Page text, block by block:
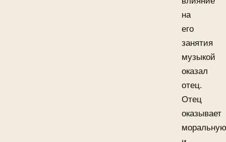
на
его
занятия
музыкой
оказал
отец.
Отец
оказывает
моральную